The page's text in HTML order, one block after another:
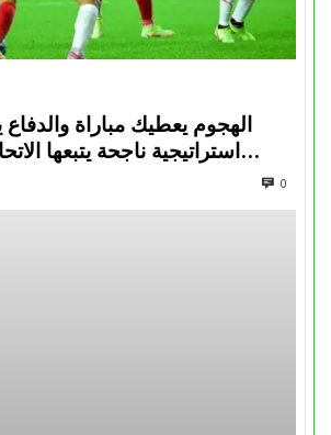
الهجوم يعطيك مباراة
استراتيجية ناجحة يتبعها
0